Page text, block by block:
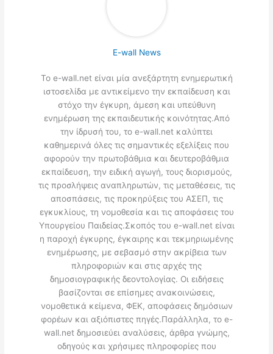
E-wall News
Το e-wall.net είναι μία ανεξάρτητη ενημερωτική
ιστοσελίδα με αντικείμενο την εκπαίδευση και
στόχο την έγκυρη, άμεση και υπεύθυνη
ενημέρωση της εκπαιδευτικής κοινότητας.Από
την ίδρυσή του, το e-wall.net καλύπτει
καθημερινά όλες τις σημαντικές εξελίξεις που
αφορούν την πρωτοβάθμια και δευτεροβάθμια
εκπαίδευση, την ειδική αγωγή, τους διορισμούς,
τις προσλήψεις αναπληρωτών, τις μεταθέσεις, τις
αποσπάσεις, τις προκηρύξεις του ΑΣΕΠ, τις
εγκυκλίους, τη νομοθεσία και τις αποφάσεις του
Υπουργείου Παιδείας.Σκοπός του e-wall.net είναι
η παροχή έγκυρης, έγκαιρης και τεκμηριωμένης
ενημέρωσης, με σεβασμό στην ακρίβεια των
πληροφοριών και στις αρχές της
δημοσιογραφικής δεοντολογίας. Οι ειδήσεις
βασίζονται σε επίσημες ανακοινώσεις,
νομοθετικά κείμενα, ΦΕΚ, αποφάσεις δημόσιων
φορέων και αξιόπιστες πηγές.Παράλληλα, το e-
wall.net δημοσιεύει αναλύσεις, άρθρα γνώμης,
οδηγούς και χρήσιμες πληροφορίες που